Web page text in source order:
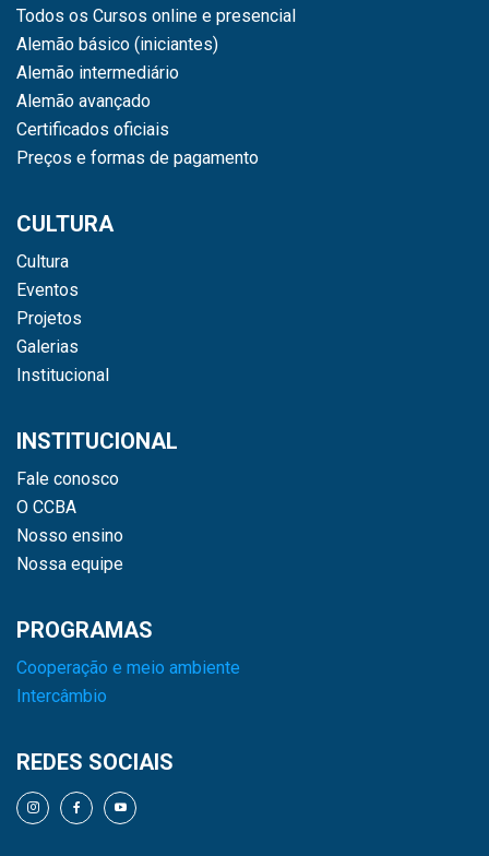
Todos os Cursos online e presencial
Alemão básico (iniciantes)
Alemão intermediário
Alemão avançado
Certificados oficiais
Preços e formas de pagamento
CULTURA
Cultura
Eventos
Projetos
Galerias
Institucional
INSTITUCIONAL
Fale conosco
O CCBA
Nosso ensino
Nossa equipe
PROGRAMAS
Cooperação e meio ambiente
Intercâmbio
REDES SOCIAIS